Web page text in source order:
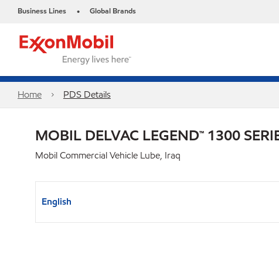
Business Lines • Global Brands
Home PDS Details
MOBIL DELVAC LEGEND™ 1300
Mobil Commercial Vehicle Lube, Iraq
English